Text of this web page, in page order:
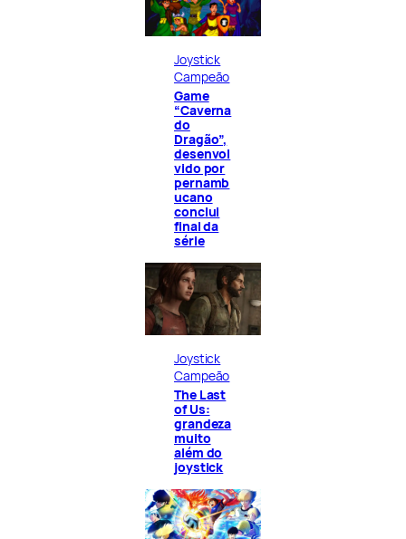
Joystick
Campeão
Game
“Caverna
do
Dragão”,
desenvol
vido por
pernamb
ucano
conclui
final da
série
Joystick
Campeão
The Last
of Us:
grandeza
muito
além do
joystick